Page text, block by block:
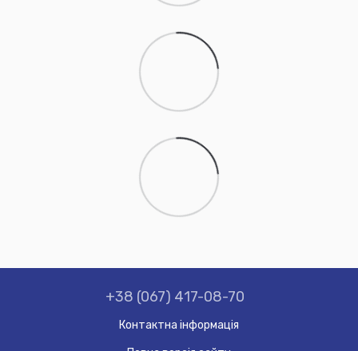
+38 (067) 417-08-70
Контактна інформація